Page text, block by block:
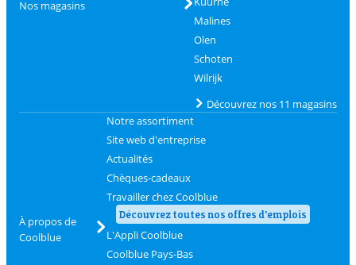
Nos magasins
Malines
Olen
Schoten
Wilrijk
Découvrez nos 11 magasins
À propos de
Coolblue
Notre assortiment
Site web d'entreprise
Actualités
Chèques-cadeaux
Travailler chez Coolblue
Découvrez toutes nos offres d'emplois
L'Appli Coolblue
Coolblue Pays-Bas